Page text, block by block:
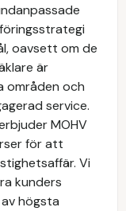
oavsett om de
är
områden och
service.
MOHV
för att
Vi
kunders
högsta